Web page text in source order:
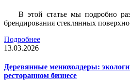
В этой статье мы подробно
брендирования стеклянных
Подробнее
13.03.2026
Деревянные менюхолдеры:
ресторанном бизнесе